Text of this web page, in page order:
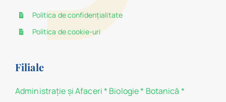
Politica de confidențialitate
Politica de cookie-uri
Filiale
Administraţie şi Afaceri* Biologie* Botanică *